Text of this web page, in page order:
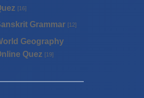
[16]
Grammar [12]
Geography
Quez [19]